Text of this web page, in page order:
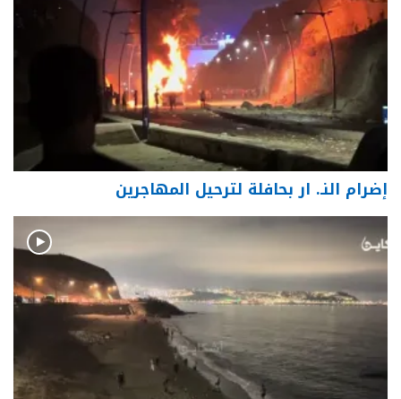
إضرام النـ. ار بحافلة لترحيل المهاجرين